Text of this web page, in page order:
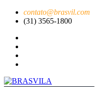
contato@brasvil.com
(31) 3565-1800